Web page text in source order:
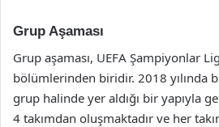
Grup Aşaması
Grup aşaması, UEFA Şampiyonlar
bölümlerinden biridir. 2018 yılında
grup halinde yer aldığı bir yapıyla
4 takımdan oluşmaktadır ve her